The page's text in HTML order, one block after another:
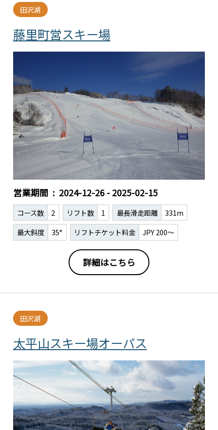
藤里町営スキー場
田沢湖
営業期間 2024-12-26 - 2025-02-15
コース数 2 リフト数 1 最長滑走距離
331m
最大斜度
35° リフトチケット料金 JPY 200～
詳細はこちら
太平山スキー場オーパス
田沢湖